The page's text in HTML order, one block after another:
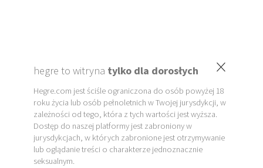
×
hegre to witryna tylko dla dorosłych
Hegre.com jest ściśle ograniczona do osób powyżej 18
roku życia lub osób pełnoletnich w Twojej jurysdykcji, w
zależności od tego, która z tych wartości jest wyższa.
Dostęp do naszej platformy jest zabroniony w
jurysdykcjach, w których zabronione jest otrzymywanie
lub oglądanie treści o charakterze jednoznacznie
seksualnym.